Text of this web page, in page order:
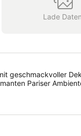
Lade Daten
geschmackvoller
Pariser